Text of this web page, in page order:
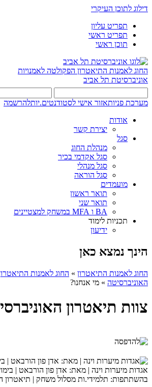
דילוג לתוכן העיקרי
תפריט עליון
תפריט ראשי
תוכן ראשי
החוג לאמנות התיאטרון הפקולטה לאמנויות
אוניברסיטת תל אביב
מערכת פניותאזור אישי לסטודנטים.יותלהרשמה
אודות
יצירת קשר
סגל
מנהלת החוג
סגל אקדמי בכיר
סגל מנהלי
סגל הוראה
מועמדים
תואר ראשון
תואר שני
BA ו MFA במשחק למצטיינים
תכניות לימוד
ידיעון
הינך נמצא כאן
החוג לאמנות התיאטרון » החוג לאמנות
האוניברסיטה » מי אנחנו?
צוות תיאטרון
אגדות מיערות וינה | מאת: אדן פון הורבאט |
בהשתתפות: תלמידי.ות מסלול משחק | תיאטרון